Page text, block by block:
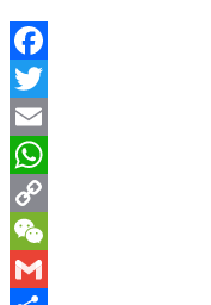
Facebook
Twitter
Email
WhatsApp
Copy
Link
WeChat